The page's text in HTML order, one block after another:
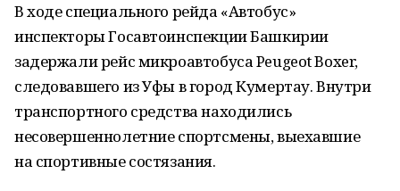
В ходе специального рейда «Автобус»
инспекторы Госавтоинспекции Башкирии
задержали рейс микроавтобуса Peugeot Boxer,
следовавшего из Уфы в город Кумертау. Внутри
транспортного средства находились
несовершеннолетние спортсмены, выехавшие
на спортивные состязания.